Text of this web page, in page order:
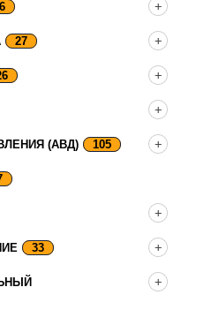
27
(АВД) 105
33